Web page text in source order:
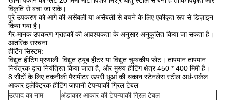
विकृति से बचा जा सके।
पूरे उपकरण को आगे की असेंबली या असेंबली से बचने के लिए एकीकृत रूप से डिज़ाइन
किया गया है।
गैर-मानक उपकरण ग्राहकों की आवश्यकता के अनुसार अनुकूलित किया जा सकता है।
आंतरिक संरचना
हीटिंग सिस्टम:
विद्युत हीटिंग प्रणाली: विद्युत ट्यूब हीटर या विद्युत चुम्बकीय प्लेट। तापमान तापमान
नियंत्रक द्वारा नियंत्रित किया जाता है, और मुख्य हीटिंग क्षेत्र 450 * 400 मिमी है।
8 सीटों के लिए तकनीकी पैरामीटर ऊपरी धुआं की थकान स्टेनलेस स्टील अर्ध-सर्कल
आकार इलेक्ट्रिक हीटिंग जापानी टेपन्याकी ग्रिल टेबल
उत्पाद का नाम
अंडाकार आकार की टेपन्याकी ग्रिल टेबल